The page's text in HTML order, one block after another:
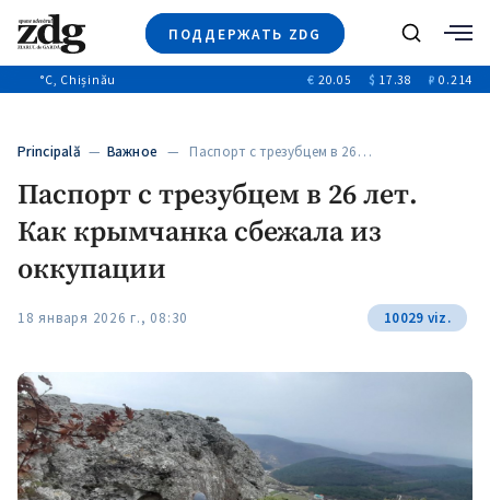
ПОДДЕРЖАТЬ ZDG
Новости
Расследования
Общество
+312
Поиск
°C, Chișinău € 20.05 $ 17.38 ₽ 0.214
Principală — Важное — Паспорт с трезубцем в 26…
Паспорт с трезубцем в 26 лет.
Как крымчанка сбежала из
оккупации
18 января 2026 г., 08:30 10029 viz.